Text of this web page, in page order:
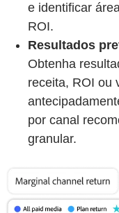
e identificar
ROI.
Resultados
Obtenha
receita, ROI ou
por canal
granular.